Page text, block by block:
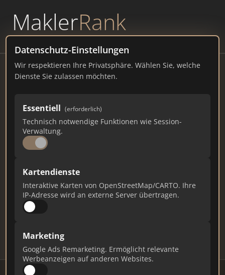
MaklerRank
powered byWAVEPOINT
Datenschutz-Einstellungen
Wir respektieren Ihre Privatsphäre. Wählen Sie, welche
Dienste Sie zulassen möchten.
Essentiell (erforderlich)
Technisch notwendige Funktionen wie Session-
Verwaltung.
Kartendienste
Interaktive Karten von OpenStreetMap/CARTO. Ihre
IP-Adresse wird an externe Server übertragen.
Marketing
Google Ads Remarketing. Ermöglicht relevante
Werbeanzeigen auf anderen Websites.
Muellerimmo
372 5 8
Ist das Ihr Unternehmen?
Verifizieren Sie Ihr Profil, bearbeiten Sie Ihre
Daten und erhalten Sie monatliche Ranking-
Updates.